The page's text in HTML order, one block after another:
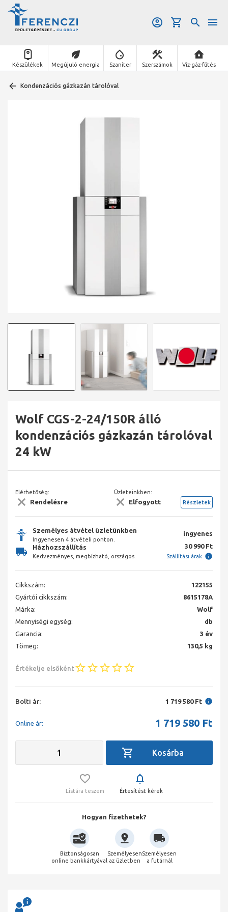
Készülékek Megújuló energia Szaniter Szerszámok Víz-gáz-fűtés
Kondenzációs gázkazán tárolóval
Wolf CGS-2-24/150R álló
kondenzációs gázkazán tárolóval
24 kW
Elérhetőség:
Rendelésre
Üzleteinkben:
Elfogyott Részletek
Személyes átvétel üzletünkben
Ingyenesen 4 átvételi ponton.
ingyenes
Házhozszállítás
Kedvezményes, megbízható, országos.
30 990 Ft
Szállítási árak
Cikkszám:
122155
Gyártói cikkszám:
8615178A
Márka:
Wolf
Mennyiségi egység:
db
Garancia:
3 év
Tömeg:
130,5 kg
Értékelje elsőként
Bolti ár: 1 719 580 Ft
Online ár: 1 719 580 Ft
Listára teszem Értesítést kérek
Hogyan fizethetek?
Biztonságosan
online bankkártyával
Személyesen
az üzletben
Személyesen
a futárnál